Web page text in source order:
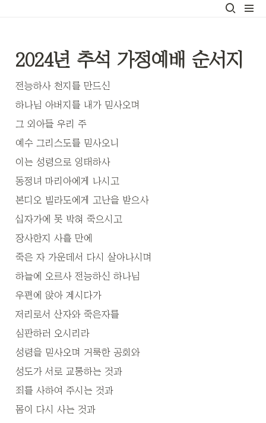
2024년 추석 가정예배 순서지
전능하사 천지를 만드신
하나님 아버지를 내가 믿사오며
그 외아들 우리 주
예수 그리스도를 믿사오니
이는 성령으로 잉태하사
동정녀 마리아에게 나시고
본디오 빌라도에게 고난을 받으사
십자가에 못 박혀 죽으시고
장사한지 사흘 만에
죽은 자 가운데서 다시 살아나시며
하늘에 오르사 전능하신 하나님
우편에 앉아 계시다가
저리로서 산자와 죽은자를
심판하러 오시리라
성령을 믿사오며 거룩한 공회와
성도가 서로 교통하는 것과
죄를 사하여 주시는 것과
몸이 다시 사는 것과